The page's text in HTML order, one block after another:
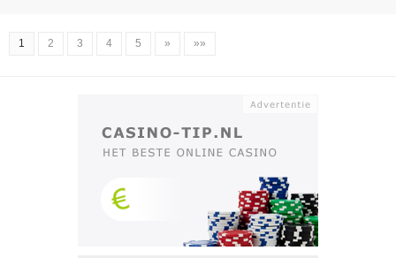
1 2 3 4 5 » »»